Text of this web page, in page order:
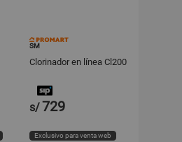
SM
Clorinador en línea Cl200
s/729
Exclusivo para venta web